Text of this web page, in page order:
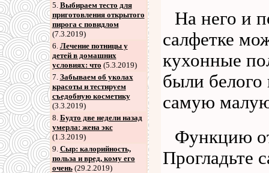
5. Выбираем тесто для
приготовления открытого
пирога с повидлом
(7.3.2019)
6. Лечение потницы у
детей в домашних
условиях: что (5.3.2019)
7. Забываем об уколах
красоты и тестируем
съедобную косметику
(3.3.2019)
8. Будто две недели назад
умерла: жена экс
(1.3.2019)
9. Сыр: калорийность,
польза и вред, кому его
очень(29.2.2019)
На него и
салфетке
кухонные
были
самую
Функцию
Прогладьте